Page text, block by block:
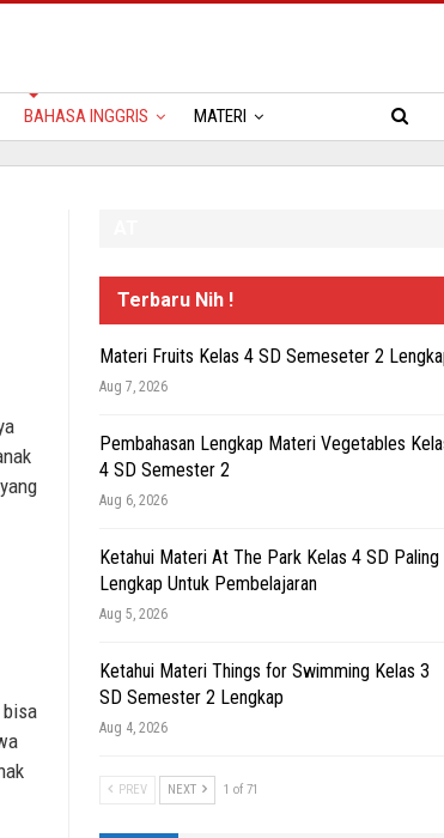
BAHASA INGGRIS MATERI
Terbaru Nih !
Materi Fruits Kelas 4 SD Semeseter 2
Aug 7, 2026
Pembahasan Lengkap Materi Vegetables
4 SD Semester 2
Aug 6, 2026
Ketahui Materi At The Park Kelas 4 SD Paling
Lengkap Untuk Pembelajaran
Aug 5, 2026
Ketahui Materi Things for Swimming Kelas 3
SD Semester 2 Lengkap
Aug 4, 2026
PREV NEXT 1 of 71